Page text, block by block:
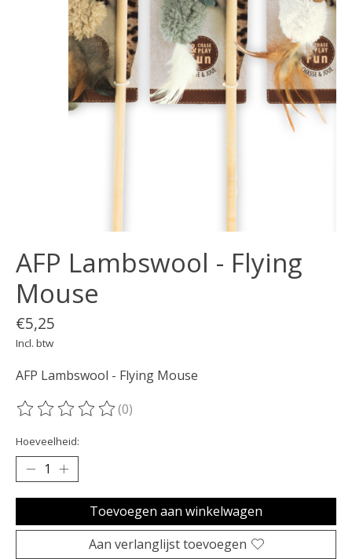
AFP Lambswool - Flying
Mouse
€5,25
Incl. btw
AFP Lambswool - Flying Mouse
De beoordeling van dit product is
(0)
Hoeveelheid:
Toevoegen aan winkelwagen
Aan verlanglijst toevoegen